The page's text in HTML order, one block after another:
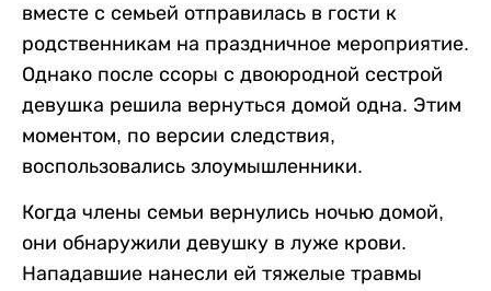
вместе с семьей отправилась в гости к
родственникам на праздничное мероприятие.
Однако после ссоры с двоюродной сестрой
девушка решила вернуться домой одна. Этим
моментом, по версии следствия,
воспользовались злоумышленники.
Когда члены семьи вернулись ночью домой,
они обнаружили девушку в луже крови.
Нападавшие нанесли ей тяжелые травмы